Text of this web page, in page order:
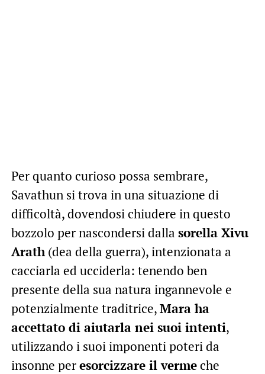
Per quanto curioso possa sembrare,
Savathun si trova in una situazione di
difficoltà, dovendosi chiudere in questo
bozzolo per nascondersi dalla sorella Xivu
Arath(dea della guerra), intenzionata a
cacciarla ed ucciderla: tenendo ben
presente della sua natura ingannevole e
potenzialmente traditrice,Mara ha
accettato di aiutarla nei suoi intenti,
utilizzando i suoi imponenti poteri da
insonne peresorcizzare il vermeche